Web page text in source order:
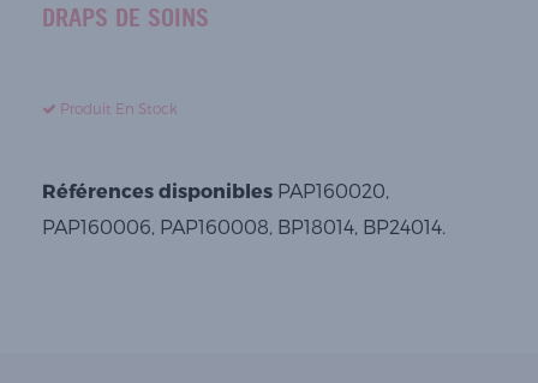
DRAPS DE SOINS
Produit En Stock
Références disponibles PAP160020,
PAP160006, PAP160008, BP18014, BP24014.